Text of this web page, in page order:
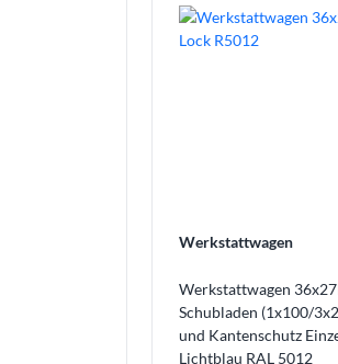
Werkstattwagen
Werkstattwagen
Schubladen (1x100/
und Kantenschutz
Lichtblau RAL 5012